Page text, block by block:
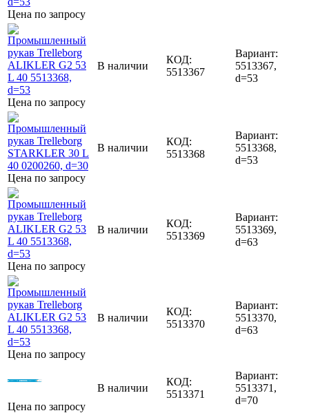
Цена по запросу
Цена по запросу
В наличии
КОД:
5513367
Вариант:
5513367,
d=53
Цена по запросу
В наличии
КОД:
5513368
Вариант:
5513368,
d=53
Цена по запросу
В наличии
КОД:
5513369
Вариант:
5513369,
d=63
Цена по запросу
В наличии
КОД:
5513370
Вариант:
5513370,
d=63
Цена по запросу
В наличии
КОД:
5513371
Вариант:
5513371,
d=70